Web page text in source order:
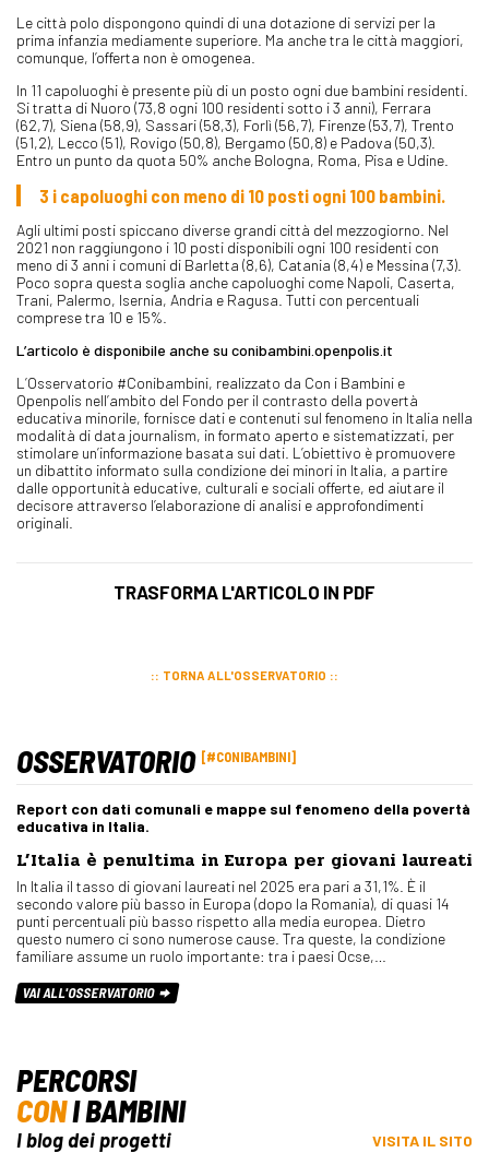
Le città polo dispongono quindi di una dotazione di servizi per la
prima infanzia mediamente superiore. Ma anche tra le città maggiori,
comunque, l’offerta non è omogenea.
In 11 capoluoghi è presente più di un posto ogni due bambini residenti.
Si tratta di Nuoro (73,8 ogni 100 residenti sotto i 3 anni), Ferrara
(62,7), Siena (58,9), Sassari (58,3), Forlì (56,7), Firenze (53,7), Trento
(51,2), Lecco (51), Rovigo (50,8), Bergamo (50,8) e Padova (50,3).
Entro un punto da quota 50% anche Bologna, Roma, Pisa e Udine.
3 i capoluoghi con meno di 10 posti ogni 100 bambini.
Agli ultimi posti spiccano diverse grandi città del mezzogiorno. Nel
2021 non raggiungono i 10 posti disponibili ogni 100 residenti con
meno di 3 anni i comuni di Barletta (8,6), Catania (8,4) e Messina (7,3).
Poco sopra questa soglia anche capoluoghi come Napoli, Caserta,
Trani, Palermo, Isernia, Andria e Ragusa. Tutti con percentuali
comprese tra 10 e 15%.
L’articolo è disponibile anche su conibambini.openpolis.it
L’Osservatorio #Conibambini, realizzato da Con i Bambini e
Openpolis nell’ambito del Fondo per il contrasto della povertà
educativa minorile, fornisce dati e contenuti sul fenomeno in Italia nella
modalità di data journalism, in formato aperto e sistematizzati, per
stimolare un’informazione basata sui dati. L’obiettivo è promuovere
un dibattito informato sulla condizione dei minori in Italia, a partire
dalle opportunità educative, culturali e sociali offerte, ed aiutare il
decisore attraverso l’elaborazione di analisi e approfondimenti
originali.
TRASFORMA L'ARTICOLO IN PDF
TORNA ALL'OSSERVATORIO
OSSERVATORIO #CONIBAMBINI
Report con dati comunali e mappe sul fenomeno della povertà
educativa in Italia.
L’Italia è penultima in Europa per giovani laureati
In Italia il tasso di giovani laureati nel 2025 era pari a 31,1%. È il
secondo valore più basso in Europa (dopo la Romania), di quasi 14
punti percentuali più basso rispetto alla media europea. Dietro
questo numero ci sono numerose cause. Tra queste, la condizione
familiare assume un ruolo importante: tra i paesi Ocse,…
VAI ALL'OSSERVATORIO
PERCORSI
CONI BAMBINI
I blog dei progetti VISITA IL SITO